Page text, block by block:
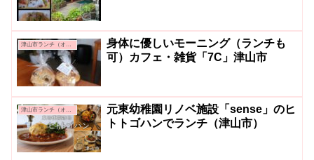
津山市ランチ（オシャレ系・カフェ系）
身体に優しいモーニング（ランチも
可）カフェ・雑貨「7C」津山市
津山市ランチ（オシャレ系・カフェ系）
元東幼稚園リノベ施設「sense」のヒ
トトゴハンでランチ（津山市）